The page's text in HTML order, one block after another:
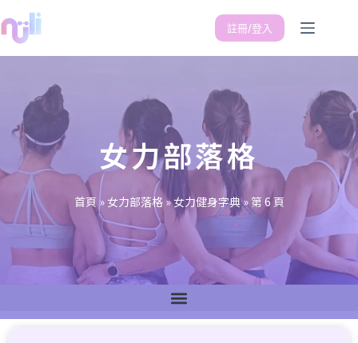
註冊/登入
女力部落格
首頁» 女力部落格»女力健身字典» 第 6 頁